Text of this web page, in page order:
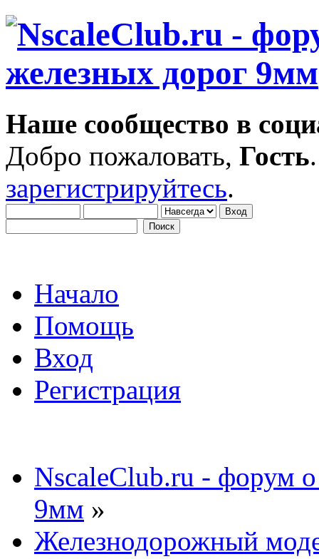
Наше сообщество в
Добро пожаловать, Гость
зарегистрируйтесь.
Начало
Помощь
Вход
Регистрация
NscaleClub.ru - форум
9мм »
Железнодорожный